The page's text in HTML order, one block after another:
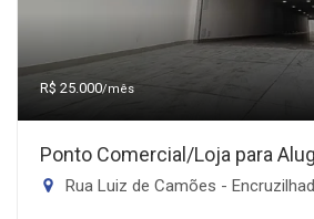
R$ 25.000/mês
Ponto Comercial/Loja para
Rua Luiz de Camões -